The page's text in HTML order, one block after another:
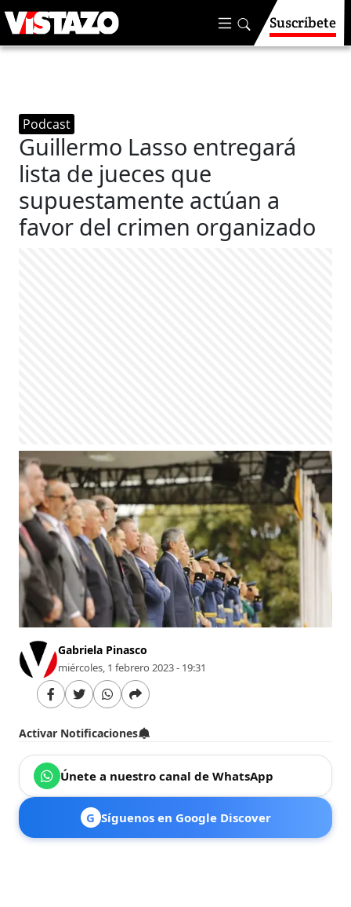
Suscríbete
Podcast
Guillermo Lasso entregará
lista de jueces que
supuestamente actúan a
favor del crimen organizado
Gabriela Pinasco
miércoles, 1 febrero 2023 - 19:31
Activar Notificaciones
Únete a nuestro canal de WhatsApp
G Síguenos en Google Discover